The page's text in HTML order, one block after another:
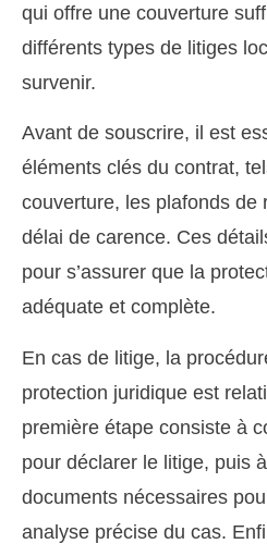
qui offre une couverture
différents types de litiges
survenir.
Avant de souscrire, il est
éléments clés du contrat,
couverture, les plafonds de
délai de carence. Ces
pour s’assurer que la
adéquate et complète.
En cas de litige, la
protection juridique est
première étape consiste à
pour déclarer le litige, puis
documents nécessaires
analyse précise du cas.